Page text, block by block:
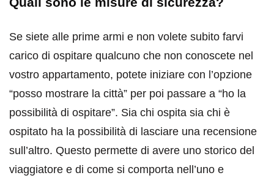
Se siete alle prime armi e non volete subito farvi
carico di ospitare qualcuno che non conoscete nel
vostro appartamento, potete iniziare con l’opzione
“posso mostrare la città” per poi passare a “ho la
possibilità di ospitare”. Sia chi ospita sia chi è
ospitato ha la possibilità di lasciare una recensione
sull’altro. Questo permette di avere uno storico del
viaggiatore e di come si comporta nell’uno e